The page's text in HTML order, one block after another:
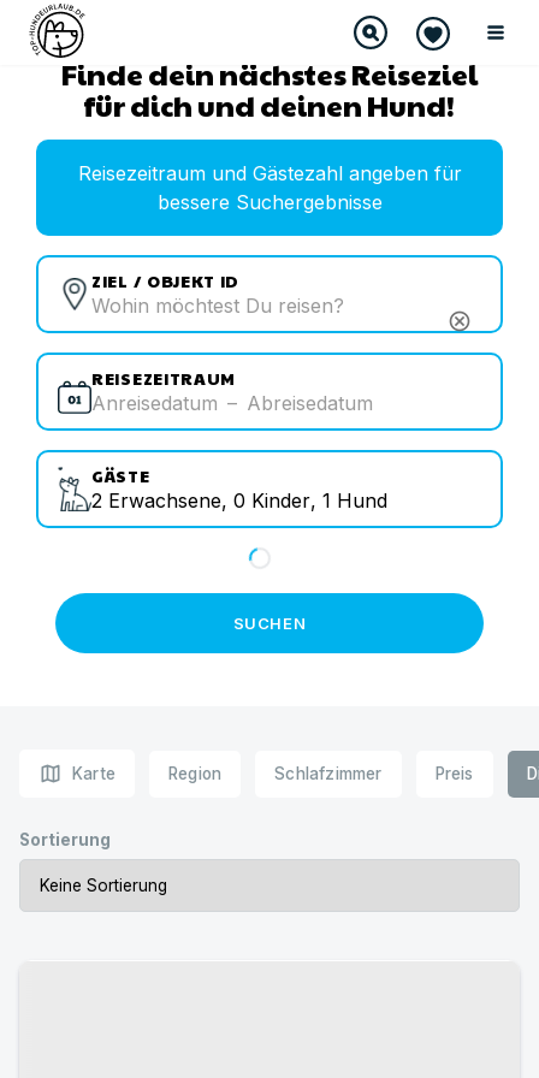
Finde dein nächstes Reiseziel
für dich und deinen Hund!
Reisezeitraum und Gästezahl angeben für
bessere Suchergebnisse
ZIEL / OBJEKT ID
cancel
REISEZEITRAUM
Anreisedatum – Abreisedatum
GÄSTE
2 Erwachsene, 0 Kinder, 1 Hund
SUCHEN
map Karte Region Schlafzimmer Preis
Sortierung